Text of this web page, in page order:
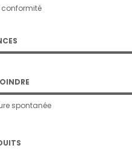
conformité
spontanée